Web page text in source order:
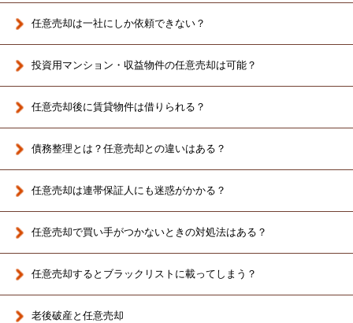
任意売却は一社にしか依頼できない？
投資用マンション・収益物件の任意売却は可能？
任意売却後に賃貸物件は借りられる？
債務整理とは？任意売却との違いはある？
任意売却は連帯保証人にも迷惑がかかる？
任意売却で買い手がつかないときの対処法はある？
任意売却するとブラックリストに載ってしまう？
老後破産と任意売却